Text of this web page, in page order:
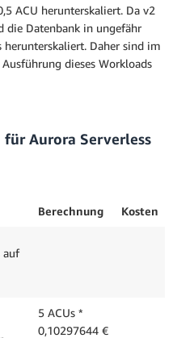
ACU herunterskaliert. Da v2
die Datenbank in ungefähr
herunterskaliert. Daher sind im
dieses Workloads
Aurora Serverless
Berechnung Kosten
auf
5 ACUs *
0,10297644 €